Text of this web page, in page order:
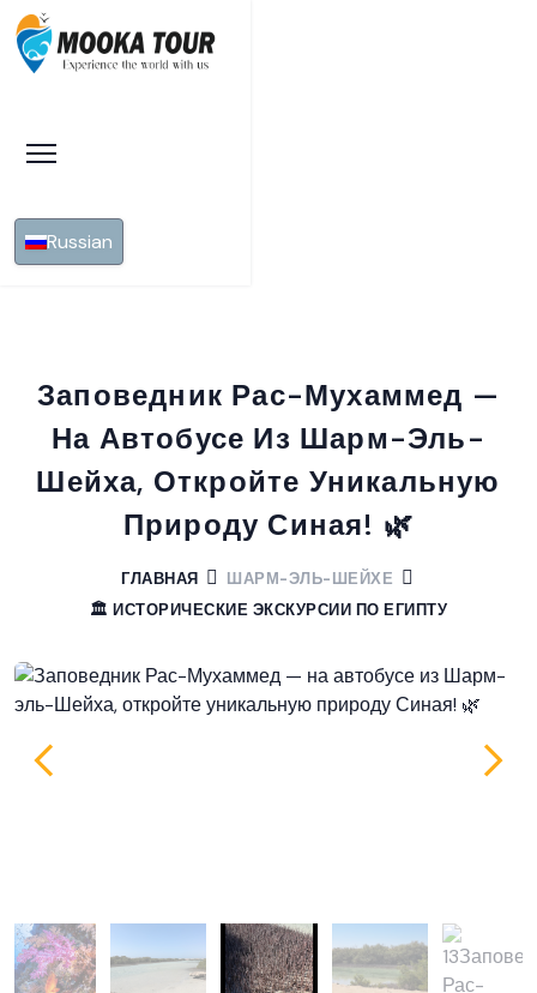
Russian
Заповедник Рас-Мухаммед —
На Автобусе Из Шарм-Эль-
Шейха, Откройте Уникальную
Природу Синая! 🌿
ГЛАВНАЯ
ШАРМ-ЭЛЬ-ШЕЙХЕ
🏛️ ИСТОРИЧЕСКИЕ ЭКСКУРСИИ ПО ЕГИПТУ